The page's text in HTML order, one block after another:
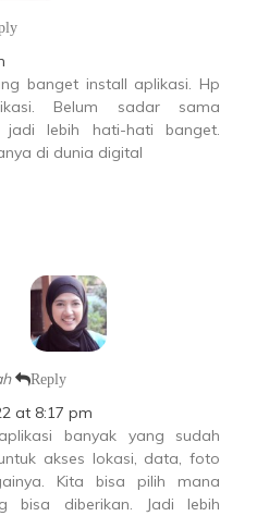
banget install aplikasi. Hp
Belum sadar sama
jadi lebih hati-hati banget.
di dunia digital
Reply
at 8:17 pm
banyak yang sudah
akses lokasi, data, foto
Kita bisa pilih mana
bisa diberikan. Jadi lebih